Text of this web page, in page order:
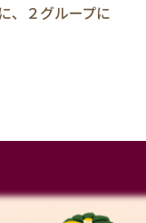
、２グループに